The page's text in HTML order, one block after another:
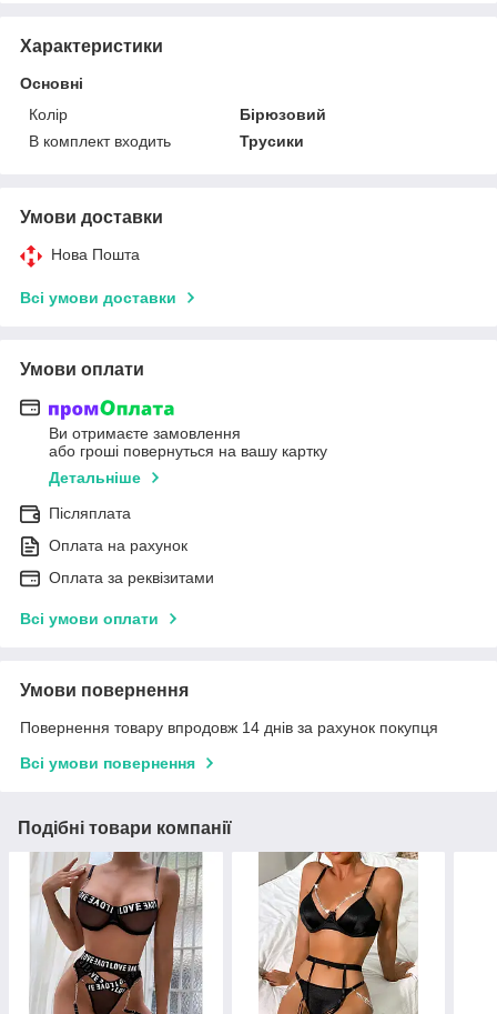
Характеристики
Основні
Колір
Бірюзовий
В комплект входить
Трусики
Умови доставки
Нова Пошта
Всі умови доставки
Умови оплати
Ви отримаєте замовлення
або гроші повернуться на вашу картку
Детальніше
Післяплата
Оплата на рахунок
Оплата за реквізитами
Всі умови оплати
Умови повернення
Повернення товару впродовж 14 днів за рахунок покупця
Всі умови повернення
Подібні товари компанії